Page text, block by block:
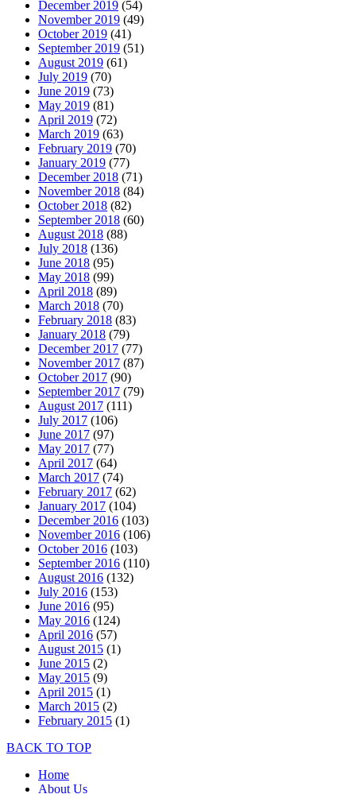
December 2019 (54)
November 2019 (49)
October 2019 (41)
September 2019 (51)
August 2019 (61)
July 2019 (70)
June 2019 (73)
May 2019 (81)
April 2019 (72)
March 2019 (63)
February 2019 (70)
January 2019 (77)
December 2018 (71)
November 2018 (84)
October 2018 (82)
September 2018 (60)
August 2018 (88)
July 2018 (136)
June 2018 (95)
May 2018 (99)
April 2018 (89)
March 2018 (70)
February 2018 (83)
January 2018 (79)
December 2017 (77)
November 2017 (87)
October 2017 (90)
September 2017 (79)
August 2017 (111)
July 2017 (106)
June 2017 (97)
May 2017 (77)
April 2017 (64)
March 2017 (74)
February 2017 (62)
January 2017 (104)
December 2016 (103)
November 2016 (106)
October 2016 (103)
September 2016 (110)
August 2016 (132)
July 2016 (153)
June 2016 (95)
May 2016 (124)
April 2016 (57)
August 2015 (1)
June 2015 (2)
May 2015 (9)
April 2015 (1)
March 2015 (2)
February 2015 (1)
BACK TO TOP
Home
About Us